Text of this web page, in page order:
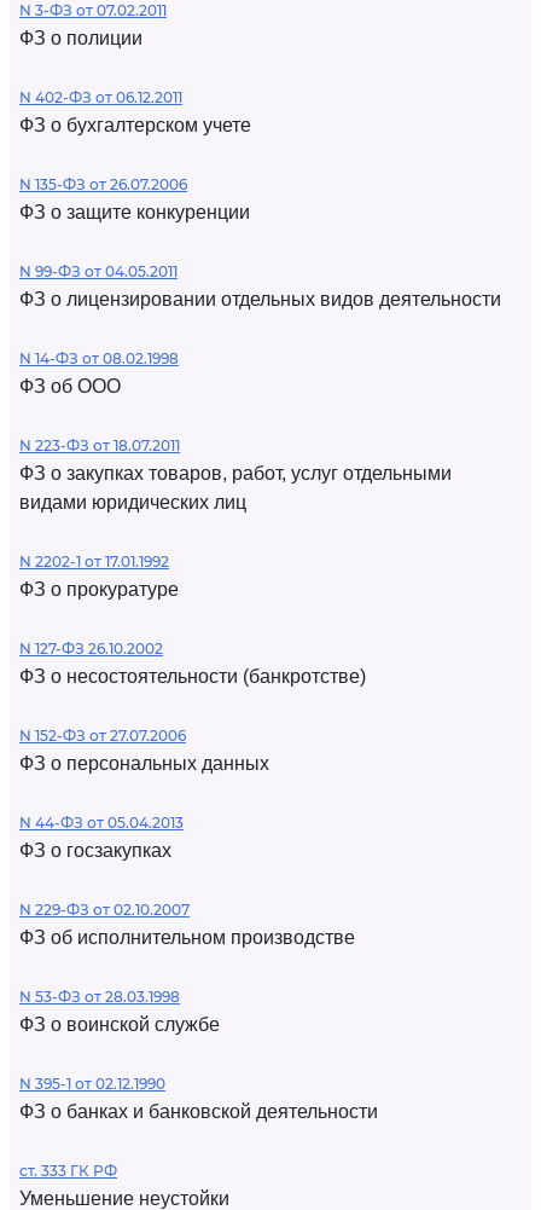
N 3-ФЗ от 07.02.2011
ФЗ о полиции
N 402-ФЗ от 06.12.2011
ФЗ о бухгалтерском учете
N 135-ФЗ от 26.07.2006
ФЗ о защите конкуренции
N 99-ФЗ от 04.05.2011
ФЗ о лицензировании отдельных видов деятельности
N 14-ФЗ от 08.02.1998
ФЗ об ООО
N 223-ФЗ от 18.07.2011
ФЗ о закупках товаров, работ, услуг отдельными
видами юридических лиц
N 2202-1 от 17.01.1992
ФЗ о прокуратуре
N 127-ФЗ 26.10.2002
ФЗ о несостоятельности (банкротстве)
N 152-ФЗ от 27.07.2006
ФЗ о персональных данных
N 44-ФЗ от 05.04.2013
ФЗ о госзакупках
N 229-ФЗ от 02.10.2007
ФЗ об исполнительном производстве
N 53-ФЗ от 28.03.1998
ФЗ о воинской службе
N 395-1 от 02.12.1990
ФЗ о банках и банковской деятельности
ст. 333 ГК РФ
Уменьшение неустойки